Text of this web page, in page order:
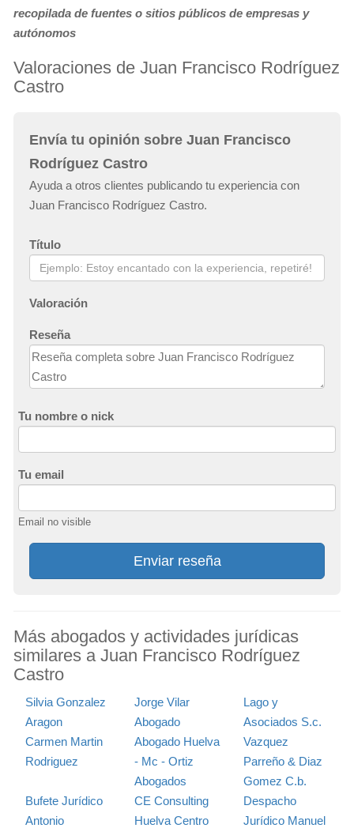
recopilada de fuentes o sitios públicos de empresas y
autónomos
Valoraciones de Juan Francisco Rodríguez
Castro
Envía tu opinión sobre Juan Francisco
Rodríguez Castro
Ayuda a otros clientes publicando tu experiencia con
Juan Francisco Rodríguez Castro.
Título
Valoración
Reseña
Tu nombre o nick
Tu email
Email no visible
Enviar reseña
Más abogados y actividades jurídicas
similares a Juan Francisco Rodríguez
Castro
Silvia Gonzalez
Aragon
Jorge Vilar
Abogado
Lago y
Asociados S.c.
Carmen Martin
Rodriguez
Abogado Huelva
- Mc - Ortiz
Abogados
Vazquez
Parreño & Diaz
Gomez C.b.
Bufete Jurídico
Antonio
CE Consulting
Huelva Centro
Despacho
Jurídico Manuel